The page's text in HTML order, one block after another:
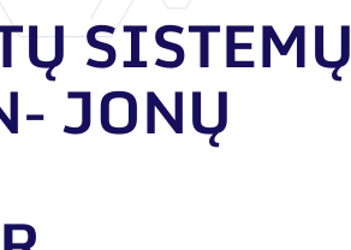
SISTEMŲ
JONŲ